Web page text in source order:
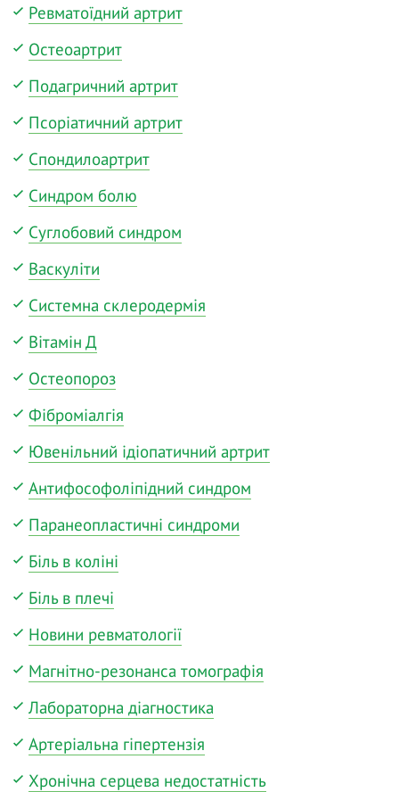
Ревматоїдний артрит
Остеоартрит
Подагричний артрит
Псоріатичний артрит
Спондилоартрит
Синдром болю
Суглобовий синдром
Васкуліти
Системна склеродермія
Вітамін Д
Остеопороз
Фіброміалгія
Ювенільний ідіопатичний артрит
Антифософоліпідний синдром
Паранеопластичні синдроми
Біль в коліні
Біль в плечі
Новини ревматології
Магнітно-резонанса томографія
Лабораторна діагностика
Артеріальна гіпертензія
Хронічна серцева недостатність